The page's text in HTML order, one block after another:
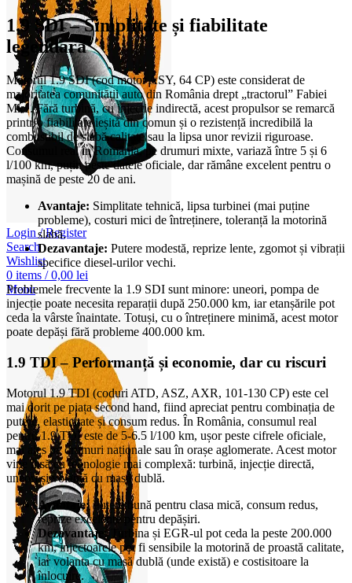
Login / Register
Search
Wishlist
0 items / 0,00 lei
Menu
1.9 SDI – Simplitate și fiabilitate
legendară
Motorul 1.9 SDI (cod motor ASY, 64 CP) este considerat de
majoritatea comunității auto din România drept „tractorul” Fabiei
Mk1. Fără turbină, cu injecție indirectă, acest propulsor se remarcă
printr-o fiabilitate ieșită din comun și o rezistență incredibilă la
combustibil de slabă calitate sau la lipsa unor revizii riguroase.
Consumul real în România, pe drumuri mixte, variază între 5 și 6
l/100 km, puțin peste datele oficiale, dar rămâne excelent pentru o
mașină de peste 20 de ani.
Avantaje: Simplitate tehnică, lipsa turbinei (mai puține
probleme), costuri mici de întreținere, toleranță la motorină
slabă.
Dezavantaje: Putere modestă, reprize lente, zgomot și vibrații
specifice diesel-urilor vechi.
Problemele frecvente la 1.9 SDI sunt minore: uneori, pompa de
injecție poate necesita reparații după 250.000 km, iar etanșările pot
ceda la vârste înaintate. Totuși, cu o întreținere minimă, acest motor
poate depăși fără probleme 400.000 km.
1.9 TDI – Performanță și economie, dar cu riscuri
Motorul 1.9 TDI (coduri ATD, ASZ, AXR, 101-130 CP) este cel
mai dorit pe piața second hand, fiind apreciat pentru combinația de
putere, elasticitate și consum redus. În România, consumul real
pentru 1.9 TDI este de 5-6.5 l/100 km, ușor peste cifrele oficiale,
mai ales pe drumuri naționale sau în orașe aglomerate. Acest motor
vine însă cu tehnologie mai complexă: turbină, injecție directă,
uneori și volantă cu masă dublă.
Avantaje:Putere bună pentru clasa mică, consum redus,
reprize excelente pentru depășiri.
Dezavantaje:Turbina și EGR-ul pot ceda la peste 200.000
km, injectoarele pot fi sensibile la motorină de proastă calitate,
iar volanta cu masă dublă (unde există) e costisitoare la
înlocuire.